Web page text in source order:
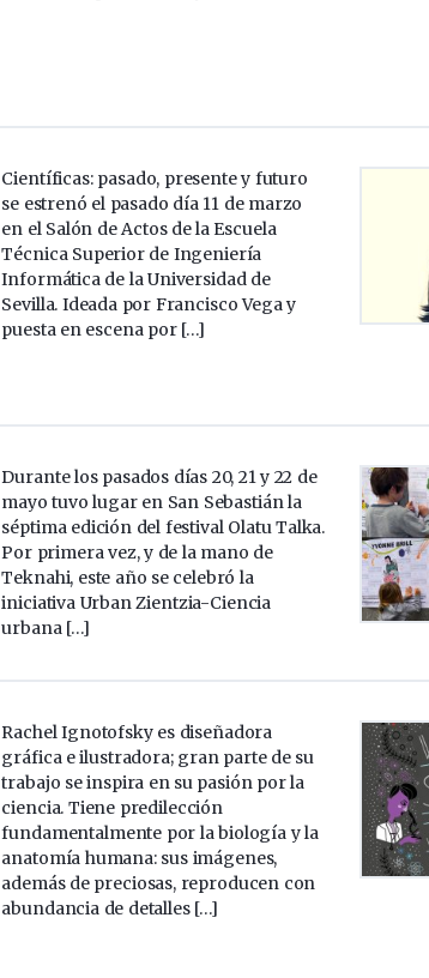
Científicas: pasado, presente y futuro
se estrenó el pasado día 11 de marzo
en el Salón de Actos de la Escuela
Técnica Superior de Ingeniería
Informática de la Universidad de
Sevilla. Ideada por Francisco Vega y
puesta en escena por […]
Durante los pasados días 20, 21 y 22 de
mayo tuvo lugar en San Sebastián la
séptima edición del festival Olatu Talka.
Por primera vez, y de la mano de
Teknahi, este año se celebró la
iniciativa Urban Zientzia-Ciencia
urbana […]
Rachel Ignotofsky es diseñadora
gráfica e ilustradora; gran parte de su
trabajo se inspira en su pasión por la
ciencia. Tiene predilección
fundamentalmente por la biología y la
anatomía humana: sus imágenes,
además de preciosas, reproducen con
abundancia de detalles […]